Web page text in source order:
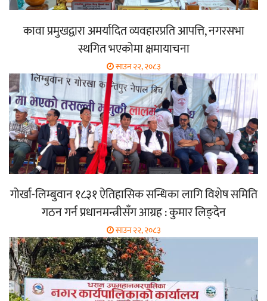
कावा प्रमुखद्वारा अमर्यादित व्यवहारप्रति आपत्ति, नगरसभा
स्थगित भएकोमा क्षमायाचना
साउन २२, २०८३
गोर्खा-लिम्बुवान १८३१ ऐतिहासिक सन्धिका लागि विशेष समिति
गठन गर्न प्रधानमन्त्रीसँग आग्रह : कुमार लिङ्देन
साउन २२, २०८३